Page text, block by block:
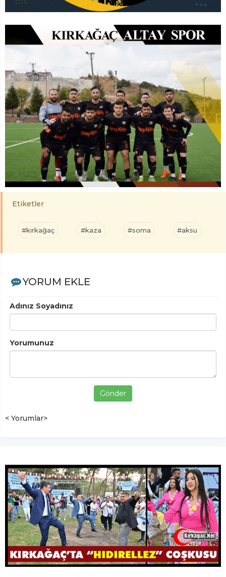
Etiketler
#kırkağaç #kaza #soma #aksu
YORUM EKLE
Adınız Soyadınız
Yorumunuz
Gönder
< Yorumlar>